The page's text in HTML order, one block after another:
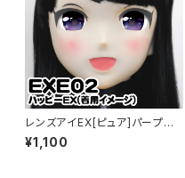
レンズアイEX[ピュア]パープル
Lens Eye EX[PURE]purple
¥1,100